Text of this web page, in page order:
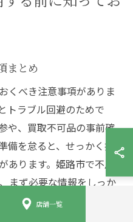
まとめ
くべき注意事項がありま
トラブル回避のためで
や、買取不可品の事前確
を怠ると、せっかく持
ります。姫路市で不用
まず必要な情報をしっか
店舗一覧